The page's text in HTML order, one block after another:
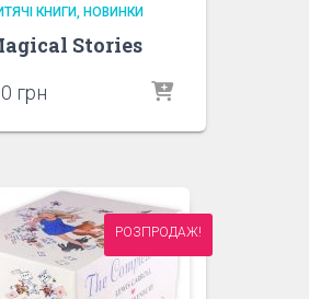
КНИГИ НОВИНКИ
Stories
грн
РОЗПРОДАЖ!